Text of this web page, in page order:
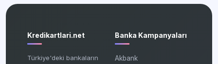
Kredikartlari.net
Türkiye'deki bankaların
Banka Kampanyaları
Akbank